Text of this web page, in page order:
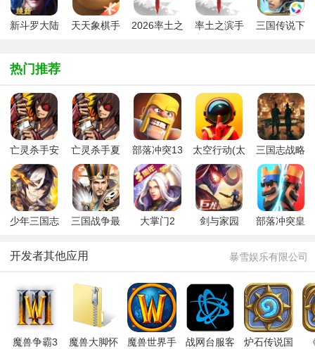
外服等顶传说级龙 牛皮糖消耗法师卡 史莱姆太祖园
世界第一牧神Ze
手机版无法连接怎 黑石山龙骑士套牌 黑石山强力牧师卡
黑石山卡组 黑石山小鬼首领砰 黑石山新卡组
怎么克制大帝咆哮 黑石山全新卡组大 黑石深渊奖励卡牌
游戏比赛详细介绍 游戏新版本介绍 游戏新机制介绍
女巫森林萨满新卡 选牌机制 海盗节100金币
末日回旋镖效果 雪崩效果 吸取灵魂效果
阿福效果 天灾领主加尔鲁什 新卡介绍
新斗罗大陆
天天象棋手
2026率土之
率土之滨手
三国传说下
热门推荐
亡灵杀手安
卓版无限玉
亡灵杀手夏
侯淳安卓版
2020新版本
部落冲突13
本
太空行动(太
空杀)官方版
三国志战略
版九游客户
端
少年三国志
三国战争最
大掌门2 剑与家园
部落冲突皇
安卓版
开发者其他应用 暴雪娱乐有限公司
魔兽争霸3
魔兽大脚怀
魔兽世界手
战网台服客
炉石传说国